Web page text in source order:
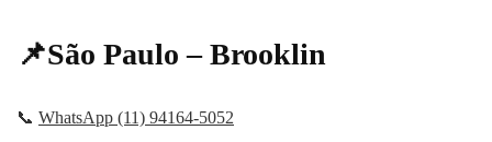
📌São Paulo – Brooklin
📞 WhatsApp (11) 94164-5052